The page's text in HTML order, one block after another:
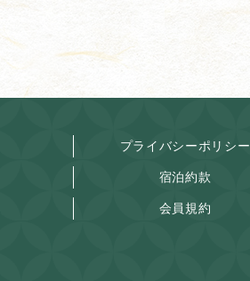
プライバシーポリシー
宿泊約款
会員規約